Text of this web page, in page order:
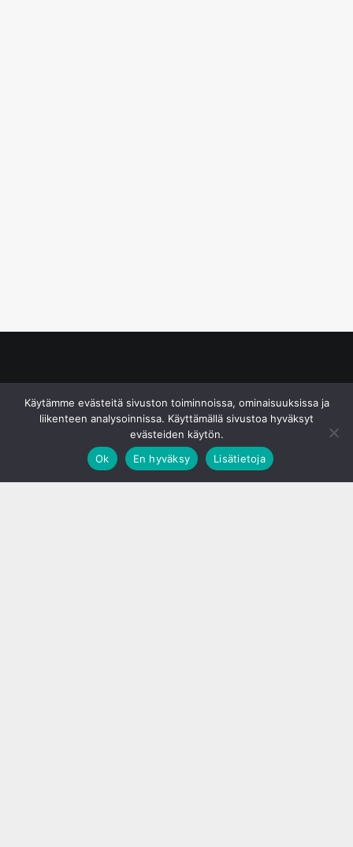
Käytämme evästeitä sivuston toiminnoissa, ominaisuuksissa ja
liikenteen analysoinnissa. Käyttämällä sivustoa hyväksyt
evästeiden käytön.
Ok
En hyväksy Lisätietoja